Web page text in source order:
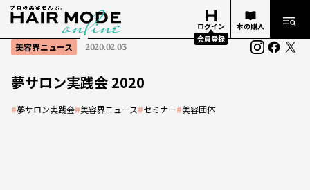
ログイン
会員登録
本の購入
美容界ニュース 2020.02.03
夢サロン実践会 2020
#夢サロン実践会#美容界ニュース#セミナー#美容団体